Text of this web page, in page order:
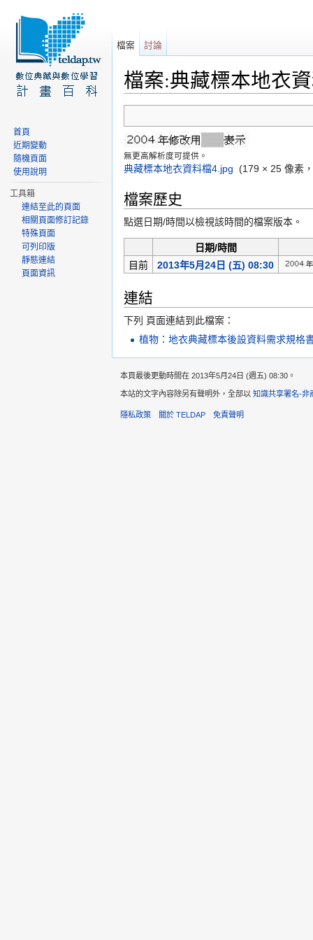
檔案:典藏標本地衣
無更高解析度可提供。
典藏標本地衣資料檔4.jpg (179 × 25 像素
檔案歷史
點選日期/時間以檢視該時間的檔案版本。
日期/時間
目前
2013年5月24日 (五) 08:30
連結
下列 頁面連結到此檔案：
植物：地衣典藏標本後設資料需求規格
檔案 討論
首頁
近期變動
隨機頁面
使用說明
工具箱
連結至此的頁面
相關頁面修訂記錄
特殊頁面
可列印版
靜態連結
頁面資訊
本頁最後更動時間在 2013年5月24日 (週五) 08:30。
本站的文字內容除另有聲明外，全部以 知識共享署名-非
隱私政策 關於 TELDAP 免責聲明